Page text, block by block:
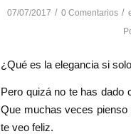
07/07/2017 / 0 Comentarios /
¿Qué es la elegancia si
Pero quizá no te has dado
Que muchas veces pienso
te veo feliz.